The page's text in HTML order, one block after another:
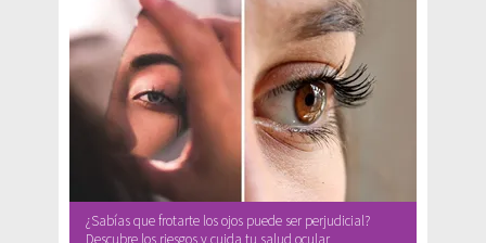
¿Sabías que frotarte los ojos puede ser perjudicial?